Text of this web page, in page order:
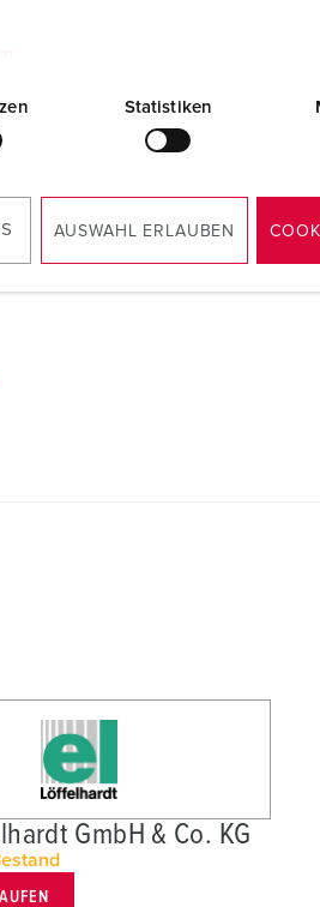
Statistiken
AUSWAHL ERLAUBEN
GmbH & Co. KG